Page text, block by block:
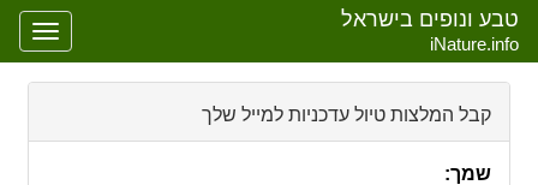
טבע ונופים בישראל
iNature.info
קבל המלצות טיול עדכניות למייל שלך
שמך: